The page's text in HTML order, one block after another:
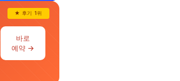
★ 후기 1위
바로
예약 →